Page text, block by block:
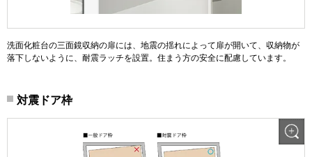
洗面化粧台の三面鏡収納の扉には、地震の揺れによって扉が開いて、収納物が
落下しないように、耐震ラッチを設置。住まう方の安全に配慮しています。
対震ドア枠